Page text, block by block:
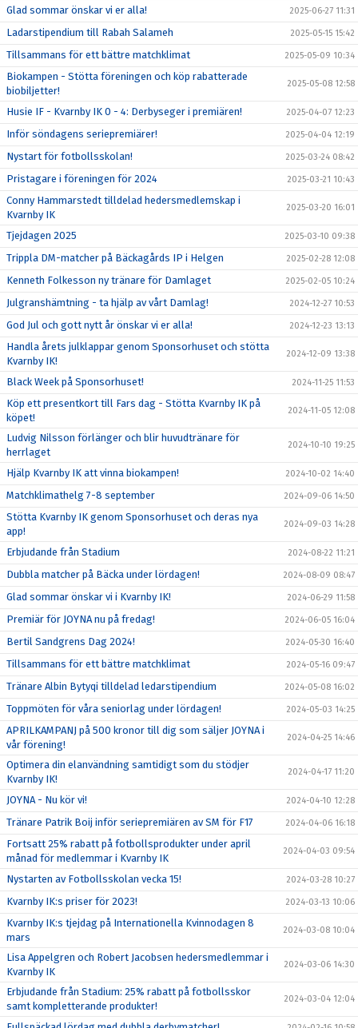
Glad sommar önskar vi er alla! 2025-06-27 11:31
Ladarstipendium till Rabah Salameh 2025-05-15 15:42
Tillsammans för ett bättre matchklimat 2025-05-09 10:34
Biokampen - Stötta föreningen och köp rabatterade
biobiljetter!
2025-05-08 12:58
Husie IF - Kvarnby IK 0 - 4: Derbyseger i premiären! 2025-04-07 12:23
Inför söndagens seriepremiärer! 2025-04-04 12:19
Nystart för fotbollsskolan! 2025-03-24 08:42
Pristagare i föreningen för 2024 2025-03-21 10:43
Conny Hammarstedt tilldelad hedersmedlemskap i
Kvarnby IK
2025-03-20 16:01
Tjejdagen 2025 2025-03-10 09:38
Trippla DM-matcher på Bäckagårds IP i Helgen 2025-02-28 12:08
Kenneth Folkesson ny tränare för Damlaget 2025-02-05 10:24
Julgranshämtning - ta hjälp av vårt Damlag! 2024-12-27 10:53
God Jul och gott nytt år önskar vi er alla! 2024-12-23 13:13
Handla årets julklappar genom Sponsorhuset och stötta
Kvarnby IK!
2024-12-09 13:38
Black Week på Sponsorhuset! 2024-11-25 11:53
Köp ett presentkort till Fars dag - Stötta Kvarnby IK på
köpet!
2024-11-05 12:08
Ludvig Nilsson förlänger och blir huvudtränare för
herrlaget
2024-10-10 19:25
Hjälp Kvarnby IK att vinna biokampen! 2024-10-02 14:40
Matchklimathelg 7-8 september 2024-09-06 14:50
Stötta Kvarnby IK genom Sponsorhuset och deras nya
app!
2024-09-03 14:28
Erbjudande från Stadium 2024-08-22 11:21
Dubbla matcher på Bäcka under lördagen! 2024-08-09 08:47
Glad sommar önskar vi i Kvarnby IK! 2024-06-29 11:58
Premiär för JOYNA nu på fredag! 2024-06-05 16:04
Bertil Sandgrens Dag 2024! 2024-05-30 16:40
Tillsammans för ett bättre matchklimat 2024-05-16 09:47
Tränare Albin Bytyqi tilldelad ledarstipendium 2024-05-08 16:02
Toppmöten för våra seniorlag under lördagen! 2024-05-03 14:25
APRILKAMPANJ på 500 kronor till dig som säljer JOYNA i
vår förening!
2024-04-25 14:46
Optimera din elanvändning samtidigt som du stödjer
Kvarnby IK!
2024-04-17 11:20
JOYNA - Nu kör vi! 2024-04-10 12:28
Tränare Patrik Boij inför seriepremiären av SM för F17 2024-04-06 16:18
Fortsatt 25% rabatt på fotbollsprodukter under april
månad för medlemmar i Kvarnby IK
2024-04-03 09:54
Nystarten av Fotbollsskolan vecka 15! 2024-03-28 10:27
Kvarnby IK:s priser för 2023! 2024-03-13 10:06
Kvarnby IK:s tjejdag på Internationella Kvinnodagen 8
mars
2024-03-08 10:04
Lisa Appelgren och Robert Jacobsen hedersmedlemmar i
Kvarnby IK
2024-03-06 14:30
Erbjudande från Stadium: 25% rabatt på fotbollsskor
samt kompletterande produkter!
2024-03-04 12:04